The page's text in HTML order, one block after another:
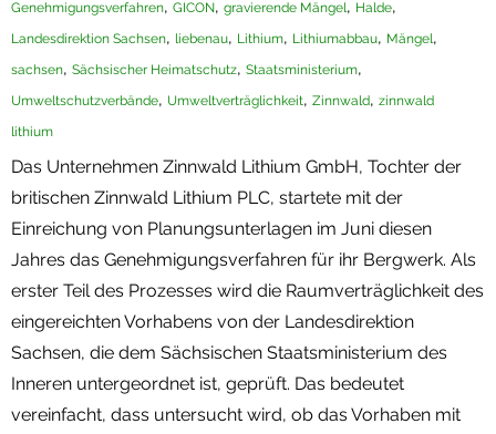
Genehmigungsverfahren, GICON, gravierende Mängel, Halde,
Landesdirektion Sachsen, liebenau, Lithium, Lithiumabbau, Mängel,
sachsen, Sächsischer Heimatschutz, Staatsministerium,
Umweltschutzverbände, Umweltverträglichkeit, Zinnwald, zinnwald
lithium
Das Unternehmen Zinnwald Lithium GmbH, Tochter der
britischen Zinnwald Lithium PLC, startete mit der
Einreichung von Planungsunterlagen im Juni diesen
Jahres das Genehmigungsverfahren für ihr Bergwerk. Als
erster Teil des Prozesses wird die Raumverträglichkeit des
eingereichten Vorhabens von der Landesdirektion
Sachsen, die dem Sächsischen Staatsministerium des
Inneren untergeordnet ist, geprüft. Das bedeutet
vereinfacht, dass untersucht wird, ob das Vorhaben mit